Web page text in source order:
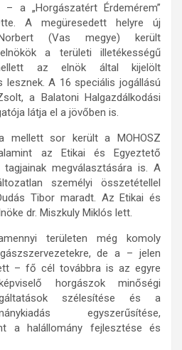
a „Horgászatért Érdemérem”
A megüresedett helyre új
(Vas megye) került
a területi illetékességű
az elnök által kijelölt
lesznek. A 16 speciális jogállású
a Balatoni Halgazdálkodási
látja el a jövőben is.
mellett sor került a MOHOSZ
az Etikai és Egyeztető
megválasztására is. A
személyi összetétellel
Tibor maradt. Az Etikai és
dr. Miszkuly Miklós lett.
területen még komoly
de a – jelen
– fő cél továbbra is az egyre
horgászok minőségi
szélesítése és a
egyszerűsítése,
a halállomány fejlesztése és